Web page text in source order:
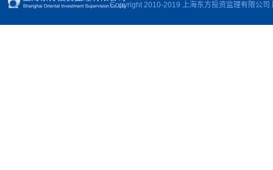
Copyright 2010-2019 上海东方投资监理有限公司